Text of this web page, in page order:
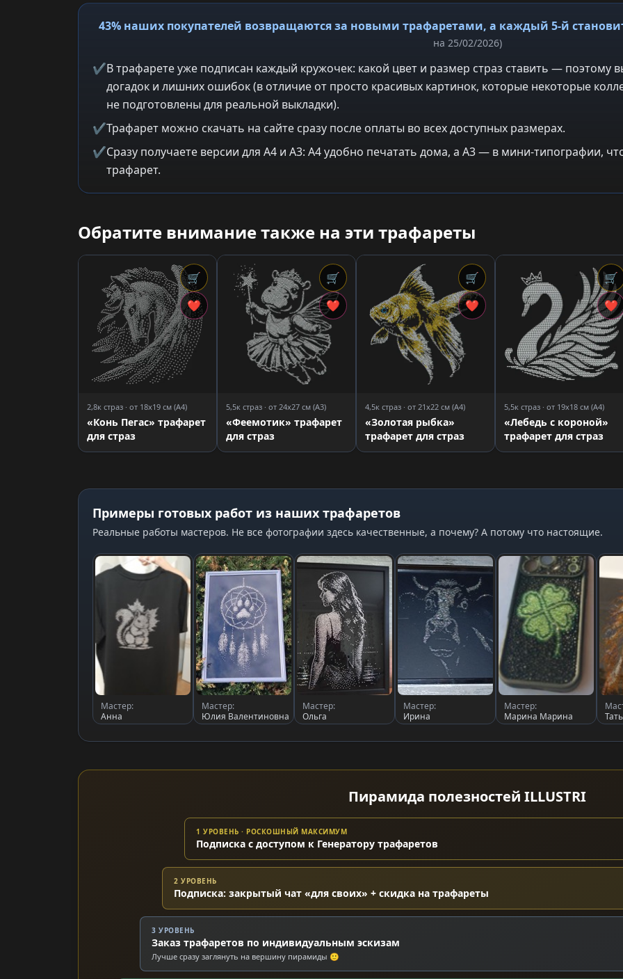
43% наших покупателей возвращаются за новыми трафаретами, а каждый 5-й
на 25/02/2026)
✔В трафарете уже подписан каждый кружочек: какой цвет и размер страз ставить — поэтому
догадок и лишних ошибок (в отличие от просто красивых картинок, которые некоторые
не подготовлены для реальной выкладки).
✔Трафарет можно скачать на сайте сразу после оплаты во всех доступных размерах.
✔Сразу получаете версии для A4 и A3: A4 удобно печатать дома, а A3 — в мини-типографии,
трафарет.
Обратите внимание также на эти трафареты
🛒
❤
2,8к страз · от 18x19 см (A4)
«Конь Пегас» трафарет
для страз
🛒
❤
5,5к страз · от 24x27 см (A3)
«Феемотик» трафарет
для страз
🛒
❤
4,5к страз · от 21x22 см (A4)
«Золотая рыбка»
трафарет для страз
🛒
❤
5,5к страз · от 19x18 см (A4)
«Лебедь с короной»
трафарет для страз
Примеры готовых работ из наших трафаретов
Реальные работы мастеров. Не все фотографии здесь качественные, а почему? А потому что настоящие.
Мастер:
Анна
Мастер:
Юлия Валентиновна
Мастер:
Ольга
Мастер:
Ирина
Мастер:
Марина Марина
Пирамида полезностей ILLUSTRI
1 УРОВЕНЬ · РОСКОШНЫЙ МАКСИМУМ
Подписка с доступом к Генератору трафаретов
2 УРОВЕНЬ
Подписка: закрытый чат «для своих» + скидка на трафареты
3 УРОВЕНЬ
Заказ трафаретов по индивидуальным эскизам
Лучше сразу заглянуть на вершину пирамиды 🙂